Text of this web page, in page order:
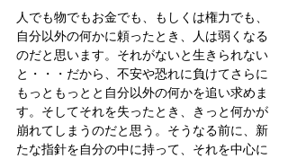
人でも物でもお金でも、もしくは権力でも、
自分以外の何かに頼ったとき、人は弱くなる
のだと思います。それがないと生きられない
と・・・だから、不安や恐れに負けてさらに
もっともっとと自分以外の何かを追い求めま
す。そしてそれを失ったとき、きっと何かが
崩れてしまうのだと思う。そうなる前に、新
たな指針を自分の中に持って、それを中心に